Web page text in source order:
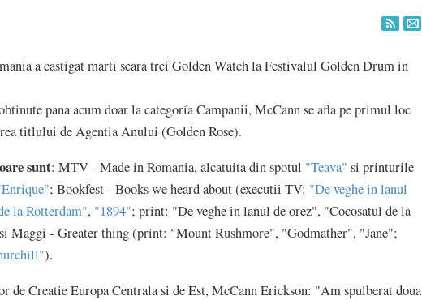
a castigat marti seara trei Golden Watch la Festivalul Golden Drum in
pana acum doar la categoría Campanii, McCann se afla pe primul loc
titlului de Agentia Anului (Golden Rose).
sunt: MTV - Made in Romania, alcatuita din spotul "Teava" si printurile
; Bookfest - Books we heard about (executii TV: "De veghe in lanul
la Rotterdam", "1894"; print: "De veghe in lanul de orez", "Cocosatul de la
Maggi - Greater thing (print: "Mount Rushmore", "Godmather", "Jane";
).
de Creatie Europa Centrala si de Est, McCann Erickson: "Am spulberat doua